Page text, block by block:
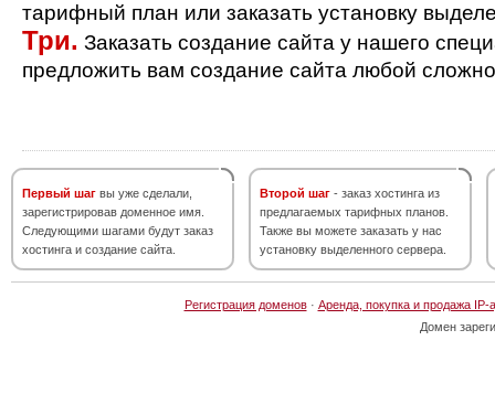
тарифный план или заказать установку
Три. Заказать создание сайта у нашего
предложить вам создание сайта любой
Первый шаг вы уже сделали,
зарегистрировав доменное имя.
Следующими шагами будут заказ
хостинга и создание сайта.
Второй шаг - заказ хостинга из
предлагаемых тарифных планов.
Также вы можете заказать у нас
установку выделенного сервера.
Регистрация доменов· Аренда, покупка и продажа IP-
Домен